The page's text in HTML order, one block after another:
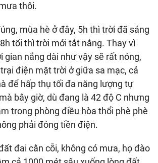
thôi.
mùa hè ở đây, 5h thì trời đã sáng
tối thì trời mới tắt nắng. Thay vì
gian nắng dài như vậy sẽ rất nóng,
điện mặt trời ở giữa sa mạc, cả
để hấp thụ tối đa năng lượng tự
bây giờ, dù đang là 42 độ C nhưng
trong phòng điều hòa thổi phè phè
phải đóng tiền điện.
đai cằn cỗi, không có mưa, họ đào